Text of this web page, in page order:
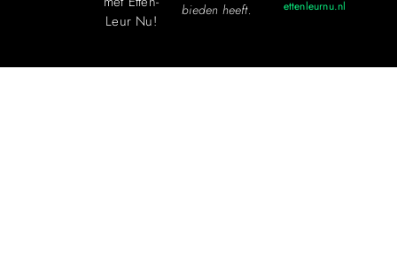
Leur Nu!
bieden heeft.
ettenleurnu.nl